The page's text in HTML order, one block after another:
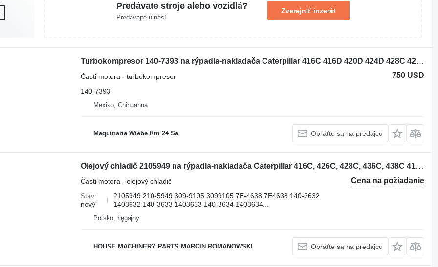
Predávate stroje alebo vozidlá?
Predávajte u nás!
Zverejniť inzerát
Turbokompresor 140-7393 na rýpadla-nakladača Caterpillar 416C 416D 420D 424D 428C 428D 436C
750 USD
Časti motora - turbokompresor
140-7393
Mexiko, Chihuahua
Maquinaria Wiebe Km 24 Sa Obráťte sa na predajcu
Olejový chladič 2105949 na rýpadla-nakladača Caterpillar 416C, 426C, 428C, 436C, 438C 416C, 416D, 420D, 424D, 426C, 428C
Cena na požiadanie
Časti motora - olejový chladič
Stav
nový
2105949 210-5949 309-9105 3099105 7E-4638 7E4638 140-3632
1403632 140-3633 1403633 140-3634 1403634...
Poľsko, Łęgajny
HOUSE MACHINERY PARTS MARCIN ROMANOWSKI Obráťte sa na predajcu